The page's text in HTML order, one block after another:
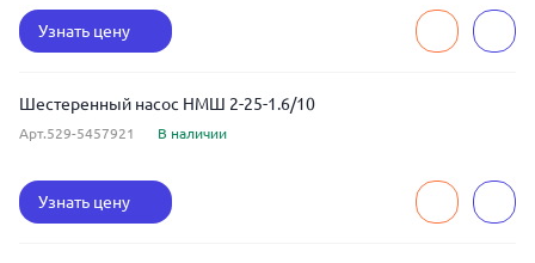
Узнать цену
Шестеренный насос НМШ 2-25-1.6/10
Арт.529-5457921 В наличии
Узнать цену